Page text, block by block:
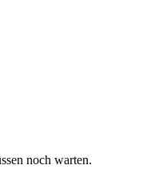
noch warten.